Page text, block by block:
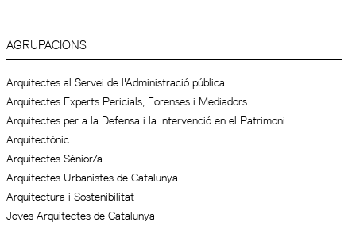
AGRUPACIONS
Arquitectes al Servei de l'Administració pública
Arquitectes Experts Pericials, Forenses i Mediadors
Arquitectes per a la Defensa i la Intervenció en el Patrimoni
Arquitectònic
Arquitectes Sènior/a
Arquitectes Urbanistes de Catalunya
Arquitectura i Sostenibilitat
Joves Arquitectes de Catalunya